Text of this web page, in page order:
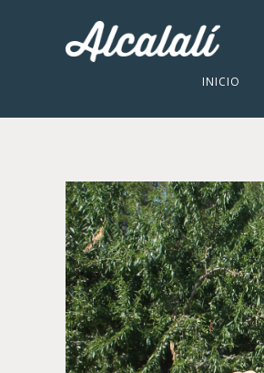
INICIO